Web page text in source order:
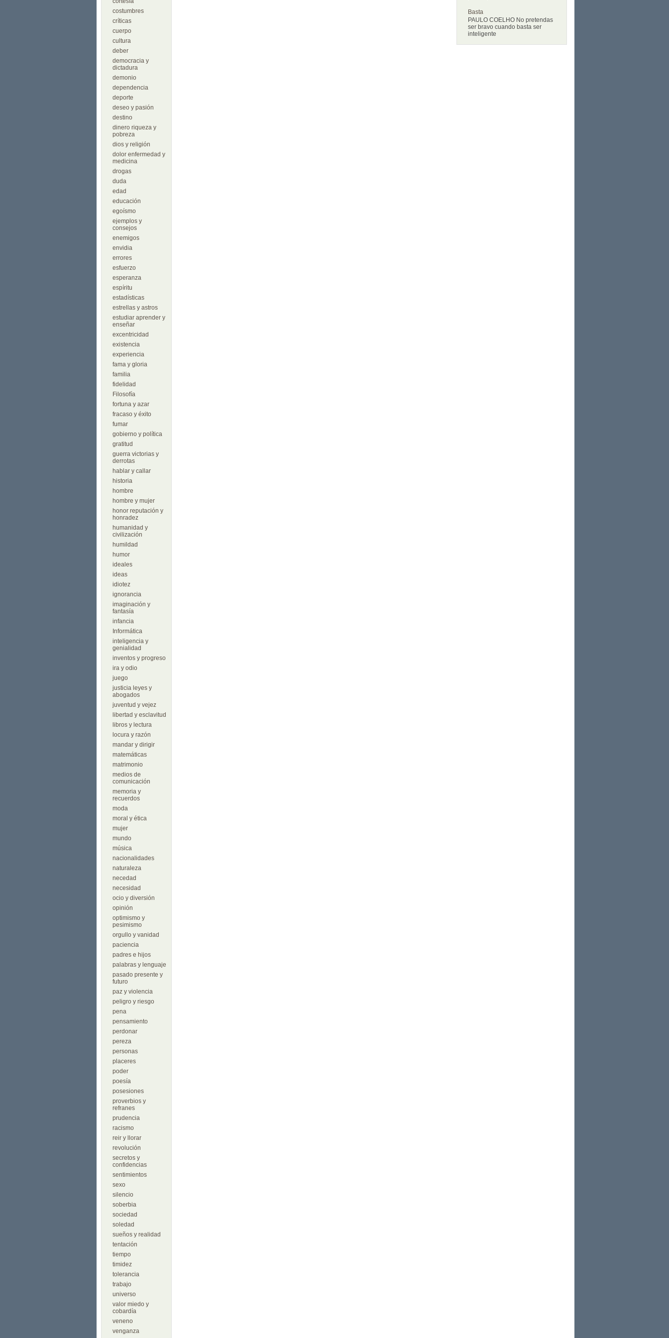
costumbres
críticas
cuerpo
cultura
deber
democracia y
dictadura
demonio
dependencia
deporte
deseo y pasión
destino
dinero riqueza y
pobreza
dios y religión
dolor enfermedad y
medicina
drogas
duda
edad
educación
egoísmo
ejemplos y
consejos
enemigos
envidia
errores
esfuerzo
esperanza
espíritu
estadísticas
estrellas y astros
estudiar aprender y
enseñar
excentricidad
existencia
experiencia
fama y gloria
familia
fidelidad
Filosofía
fortuna y azar
fracaso y éxito
fumar
gobierno y política
gratitud
guerra victorias y
derrotas
hablar y callar
historia
hombre
hombre y mujer
honor reputación y
honradez
humanidad y
civilización
humildad
humor
ideales
ideas
idiotez
ignorancia
imaginación y
fantasía
infancia
Informática
inteligencia y
genialidad
inventos y progreso
ira y odio
juego
justicia leyes y
abogados
juventud y vejez
libertad y esclavitud
libros y lectura
locura y razón
mandar y dirigir
matemáticas
matrimonio
medios de
comunicación
memoria y
recuerdos
moda
moral y ética
mujer
mundo
música
nacionalidades
naturaleza
necedad
necesidad
ocio y diversión
opinión
optimismo y
pesimismo
orgullo y vanidad
paciencia
padres e hijos
palabras y lenguaje
pasado presente y
futuro
paz y violencia
peligro y riesgo
pena
pensamiento
perdonar
pereza
personas
placeres
poder
poesía
posesiones
proverbios y
refranes
prudencia
racismo
reir y llorar
revolución
secretos y
confidencias
sentimientos
sexo
silencio
soberbia
sociedad
soledad
sueños y realidad
tentación
tiempo
timidez
tolerancia
trabajo
universo
valor miedo y
cobardía
veneno
venganza
Basta
PAULO COELHO No pretendas
ser bravo cuando basta ser
inteligente